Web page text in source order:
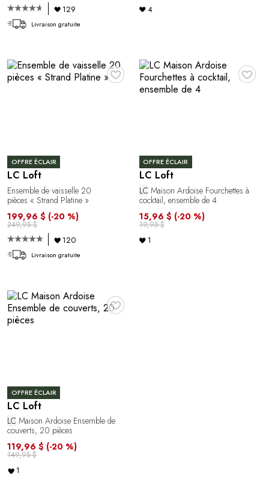
129
Livraison gratuite
4
♥
OFFRE ÉCLAIR
LC Loft
Ensemble de vaisselle 20
pièces « Strand Platine »
199,96 $ (-20 %)
249,95 $
120
Livraison gratuite
♥
OFFRE ÉCLAIR
LC Loft
LCMaison Ardoise Fourchettes à
cocktail, ensemble de 4
15,96 $ (-20 %)
19,95 $
1
♥
OFFRE ÉCLAIR
LC Loft
LC Maison Ardoise Ensemble de
couverts, 20 pièces
119,96 $ (-20 %)
149,95 $
1